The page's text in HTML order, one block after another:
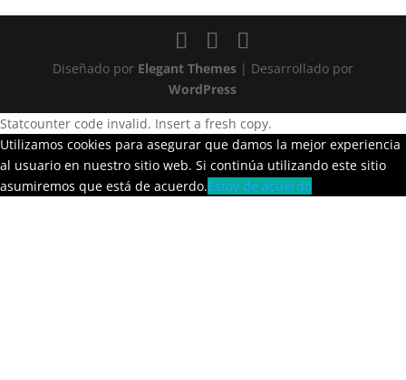
Diseñado por Elegant Themes| Desarrollado por
WordPress
Statcounter code invalid. Insert a fresh copy.
Utilizamos cookies para asegurar que damos la mejor experiencia
al usuario en nuestro sitio web. Si continúa utilizando este sitio
asumiremos que está de acuerdo.Estoy de acuerdo